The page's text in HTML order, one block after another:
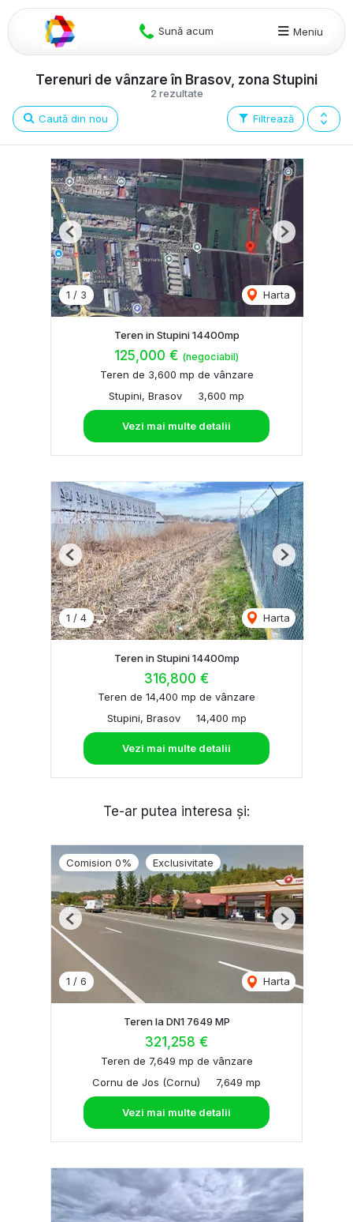
Sună acum Meniu
2 rezultate
Terenuri de vânzare în Brasov, zona Stupini
Filtrează
Caută din nou
1 / 3 Harta
Previous Next
Teren in Stupini 14400mp
125,000 € (negociabil)
Teren de 3,600 mp de vânzare
Stupini, Brasov
3,600 mp
Vezi mai multe detalii
1 / 4 Harta
Previous Next
Teren in Stupini 14400mp
316,800 €
Teren de 14,400 mp de vânzare
Stupini, Brasov
14,400 mp
Vezi mai multe detalii
Te-ar putea interesa și:
Comision 0% Exclusivitate
1 / 6 Harta
Previous Next
Teren la DN1 7649 MP
321,258 €
Teren de 7,649 mp de vânzare
Cornu de Jos (Cornu)
7,649 mp
Vezi mai multe detalii